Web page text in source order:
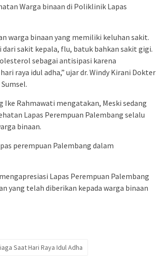
Warga binaan di Poliklinik Lapas
warga binaan yang memiliki keluhan sakit.
sakit kepala, flu, batuk bahkan sakit gigi.
sebagai antisipasi karena
raya idul adha,” ujar dr. Windy Kirani Dokter
Rahmawati mengatakan, Meski sedang
Lapas Perempuan Palembang selalu
binaan.
perempuan Palembang dalam
Lapas Perempuan Palembang
yang telah diberikan kepada warga binaan
Saat Hari Raya Idul Adha